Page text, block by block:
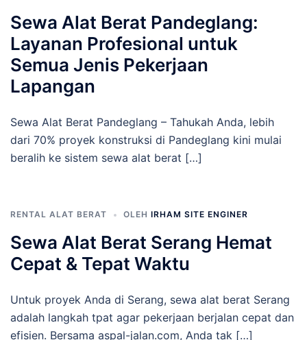
Sewa Alat Berat Pandeglang:
Layanan Profesional untuk
Semua Jenis Pekerjaan
Lapangan
Sewa Alat Berat Pandeglang – Tahukah Anda, lebih
dari 70% proyek konstruksi di Pandeglang kini mulai
beralih ke sistem sewa alat berat […]
RENTAL ALAT BERAT OLEH IRHAM SITE ENGINER
Sewa Alat Berat Serang Hemat
Cepat & Tepat Waktu
Untuk proyek Anda di Serang, sewa alat berat Serang
adalah langkah tpat agar pekerjaan berjalan cepat dan
efisien. Bersama aspal-jalan.com, Anda tak […]